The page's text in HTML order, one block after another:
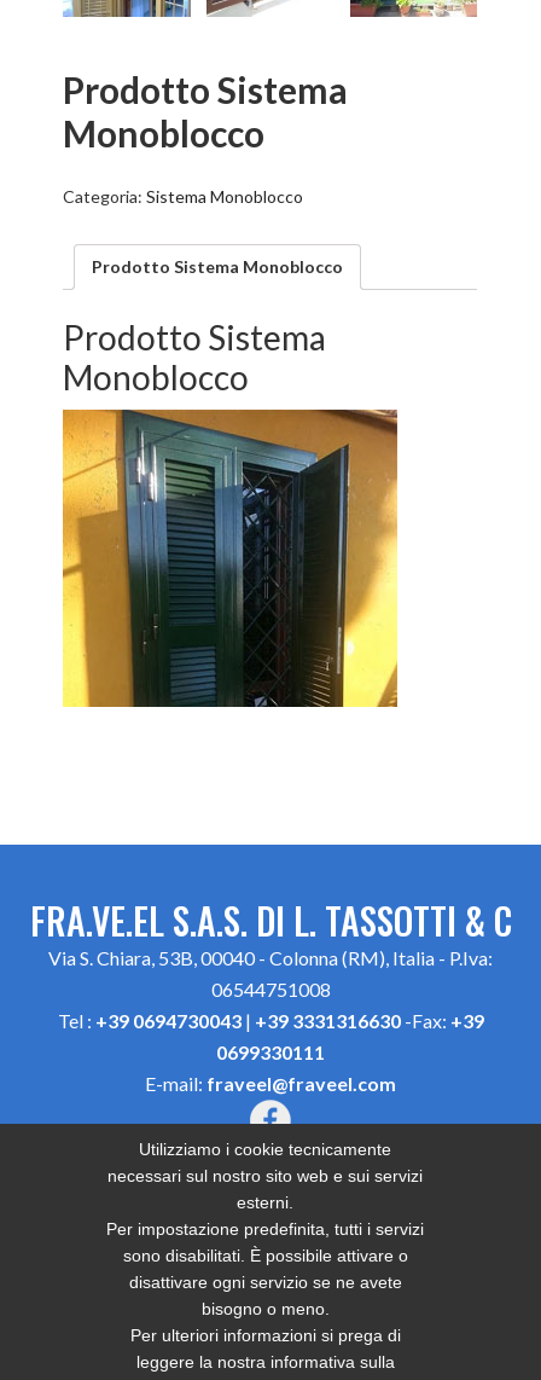
Prodotto Sistema
Monoblocco
Categoria:Sistema Monoblocco
Prodotto Sistema Monoblocco
Prodotto Sistema
Monoblocco
FRA.VE.EL S.A.S. DI L. TASSOTTI & C
Via S. Chiara, 53B, 00040 - Colonna (RM), Italia - P.Iva:
06544751008
Tel : +39 0694730043| +39 3331316630-Fax: +39
0699330111
E-mail: fraveel@fraveel.com
SEGUICI QUI:
Produzione recinzioni in ferro Roma Est
Produzione grate in ferro Roma Est
Produzione cancelli in ferro Roma Est
Utilizziamo i cookie tecnicamente
necessari sul nostro sito web e sui servizi
esterni.
Per impostazione predefinita, tutti i servizi
sono disabilitati. È possibile attivare o
disattivare ogni servizio se ne avete
bisogno o meno.
Per ulteriori informazioni si prega di
leggere la nostra informativa sulla